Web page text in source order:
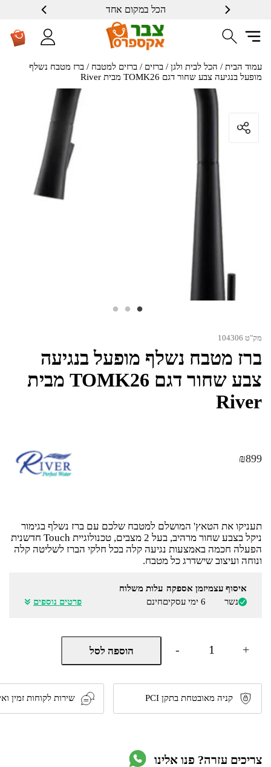
הכל במקום אחד
עמוד הבית / הכל לבית ולגן / ברזים / ברזים למטבח / ברז מטבח נשלף
מופעל בנגיעה צבע שחור דגם TOMK26 מבית River
מק"ט 104306
ברז מטבח נשלף מופעל בנגיעה
צבע שחור דגם TOMK26 מבית
River
₪899
תעניקו את הטאץ' המושלם למטבח שלכם עם ברז נשלף בגימור
ניקל בצבע שחור מרהיב, בעל 2 מצבים, טכנולוגיית Touch חדשנית
הפעלה חכמה באמצעות נגיעה קלה בכל חלקי הברז לשליטה קלה
ונוחה ועיצוב שישדרג כל מטבח.
איסוף עצמי
נשר
זמן אספקה
6 ימי עסקים
עלות משלוח
חינם
פרטים נוספים
-
כמות
ברז
נשלף
מופעל
בנגיעה
צבע
TOMK26
מבית
+ הוספה לסל
קניה מאובטחת בתקן PCI שירות לקוחות זמין
צריכים עזרה? פנו אלינו